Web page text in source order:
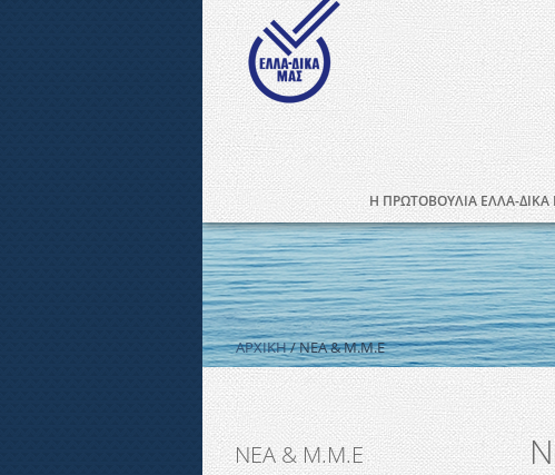
Η ΠΡΩΤΟΒΟΥΛΙΑ ΕΛΛΑ-
ΑΡΧΙΚΗ/ ΝΕΑ & Μ.Μ.Ε
ΝΕΑ & Μ.Μ.Ε